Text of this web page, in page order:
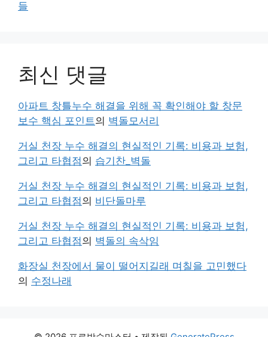
들
최신 댓글
아파트 창틀누수 해결을 위해 꼭 확인해야 할 창문
보수 핵심 포인트의 벽돌모서리
거실 천장 누수 해결의 현실적인 기록: 비용과 보험,
그리고 타협점의 습기찬_벽돌
거실 천장 누수 해결의 현실적인 기록: 비용과 보험,
그리고 타협점의 비단돌마루
거실 천장 누수 해결의 현실적인 기록: 비용과 보험,
그리고 타협점의 벽돌의 속삭임
화장실 천장에서 물이 떨어지길래 며칠을 고민했다
의 수정나래